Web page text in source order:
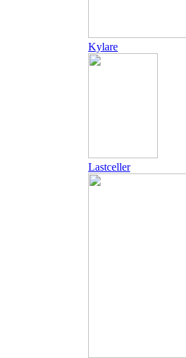
Kylare
Lastceller